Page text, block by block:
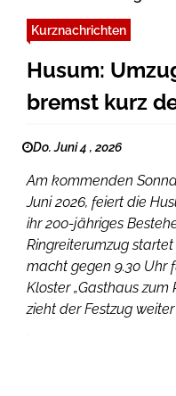
Kurznachrichten
Husum:
bremst kurz
Do. Juni 4 , 2026
Am kommenden
Juni 2026, feiert die
ihr 200-jähriges
Ringreiterumzug
macht gegen 9.30 Uhr
Kloster „Gasthaus zum
zieht der Festzug